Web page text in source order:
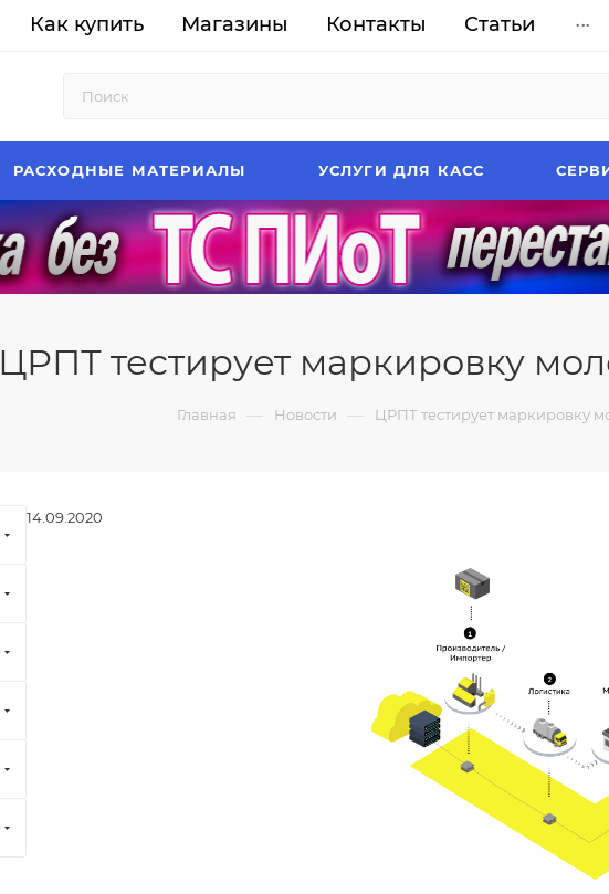
Как купить Магазины Контакты Статьи ...
РАСХОДНЫЕ МАТЕРИАЛЫ УСЛУГИ ДЛЯ КАСС
ЦРПТ тестирует маркировку
Главная — Новости — ЦРПТ тестирует маркировку
14.09.2020